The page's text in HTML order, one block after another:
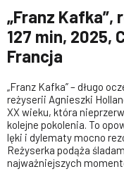
„Franz Kafka”,
127 min, 2025,
Francja
„Franz Kafka” – długo
reżyserii Agnieszki
XX wieku, która
kolejne pokolenia. To
lęki i dylematy mocno
Reżyserka podąża
najważniejszych